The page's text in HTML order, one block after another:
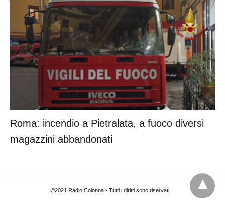
Roma: incendio a Pietralata, a fuoco diversi
magazzini abbandonati
©2021 Radio Colonna - Tutti i diritti sono riservati